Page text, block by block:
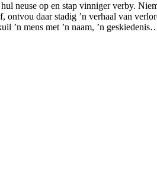
neuse op en stap vinniger verby.
daar stadig ’n verhaal van
’n mens met ’n naam, ’n